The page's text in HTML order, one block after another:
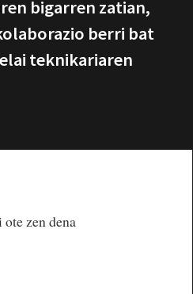
bigarren zatian,
berri bat
teknikariaren
zen dena